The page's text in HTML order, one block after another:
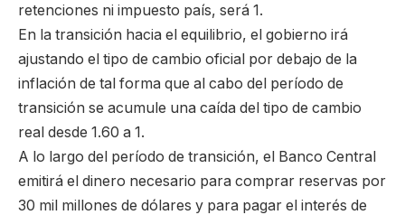
retenciones ni impuesto país, será 1.
En la transición hacia el equilibrio, el gobierno irá
ajustando el tipo de cambio oficial por debajo de la
inflación de tal forma que al cabo del período de
transición se acumule una caída del tipo de cambio
real desde 1.60 a 1.
A lo largo del período de transición, el Banco Central
emitirá el dinero necesario para comprar reservas por
30 mil millones de dólares y para pagar el interés de